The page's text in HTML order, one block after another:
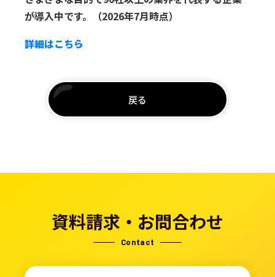
が導入中です。（2026年7月時点）
詳細はこちら
戻る
資料請求・お問合わせ
Contact